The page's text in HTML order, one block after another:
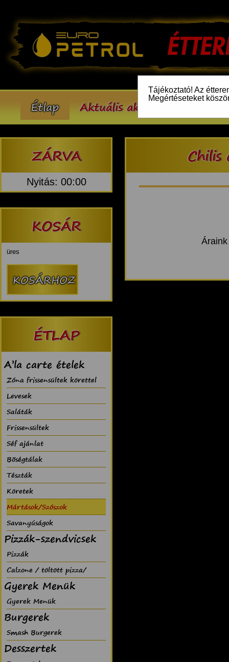
Tájékoztató! Az
Megértéseteket
Étlap Aktuális akcióink
ZÁRVA
Nyitás: 00:00
KOSÁR
üres
ÉTLAP
A’la carte ételek
Zóna frissensültek körettel
Levesek
Saláták
Frissensültek
Séf ajánlat
Bõségtálak
Tészták
Köretek
Mártások/Szószok
Savanyúságok
Pizzák-szendvicsek
Pizzák
Calzone / töltött pizza/
Gyerek Menük
Gyerek Menük
Burgerek
Smash Burgerek
Desszertek
Chilis